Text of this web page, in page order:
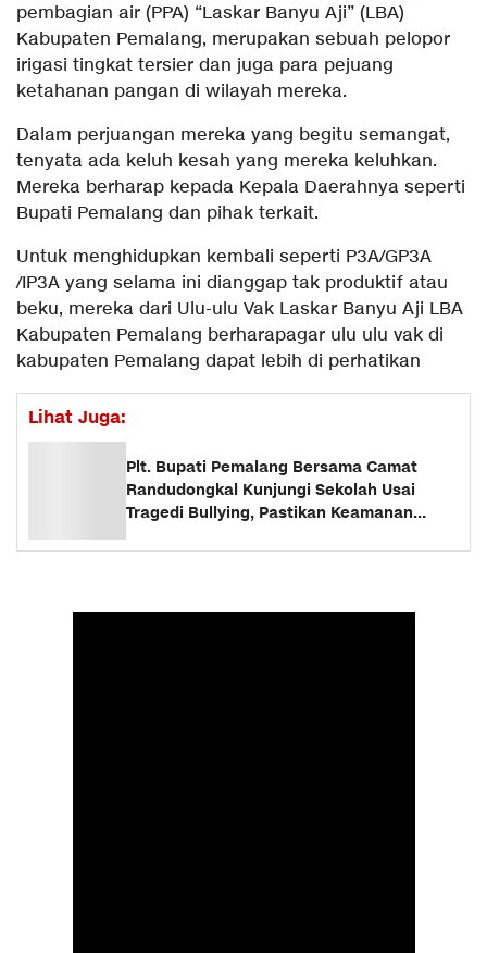
pembagian air (PPA) “Laskar Banyu Aji” (LBA)
Kabupaten Pemalang, merupakan sebuah pelopor
irigasi tingkat tersier dan juga para pejuang
ketahanan pangan di wilayah mereka.
Dalam perjuangan mereka yang begitu semangat,
tenyata ada keluh kesah yang mereka keluhkan.
Mereka berharap kepada Kepala Daerahnya seperti
Bupati Pemalang dan pihak terkait.
Untuk menghidupkan kembali seperti P3A/GP3A
/IP3A yang selama ini dianggap tak produktif atau
beku, mereka dari Ulu-ulu Vak Laskar Banyu Aji LBA
Kabupaten Pemalang berharapagar ulu ulu vak di
kabupaten Pemalang dapat lebih di perhatikan
Lihat Juga:
Plt. Bupati Pemalang Bersama Camat
Randudongkal Kunjungi Sekolah Usai
Tragedi Bullying, Pastikan Keamanan